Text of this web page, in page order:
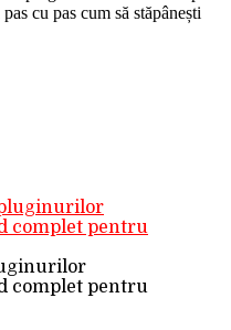
cu pas cum să stăpânești
complet pentru